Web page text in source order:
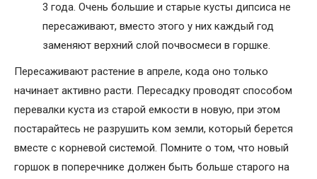
3 года. Очень большие и старые кусты дипсиса не
пересаживают, вместо этого у них каждый год
заменяют верхний слой почвосмеси в горшке.
Пересаживают растение в апреле, кода оно только
начинает активно расти. Пересадку проводят способом
перевалки куста из старой емкости в новую, при этом
постарайтесь не разрушить ком земли, который берется
вместе с корневой системой. Помните о том, что новый
горшок в поперечнике должен быть больше старого на